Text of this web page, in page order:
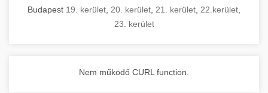
Budapest 19. kerület 20. kerület 21. kerület 22.kerület
23. kerület
Nem működő CURL function.